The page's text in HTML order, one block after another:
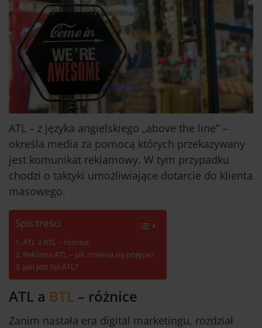
ATL – z języka angielskiego „above the line” –
określa media za pomocą których przekazywany
jest komunikat reklamowy. W tym przypadku
chodzi o taktyki umożliwiające dotarcie do klienta
masowego.
Spis treści
ATL a BTL – różnice
Reklama ATL – jak zmienia się pojęcie?
Jaki jest los ATL?
ATL a BTL – różnice
Zanim nastała era digital marketingu, rozdział